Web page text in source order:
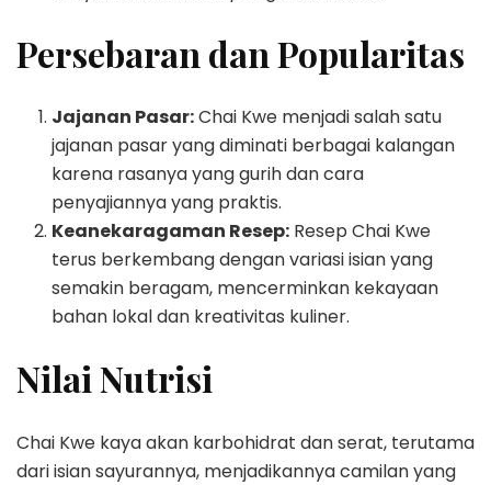
Persebaran dan Popularitas
Jajanan Pasar:Chai Kwe menjadi salah satu
jajanan pasar yang diminati berbagai kalangan
karena rasanya yang gurih dan cara
penyajiannya yang praktis.
Keanekaragaman Resep: Resep Chai Kwe
terus berkembang dengan variasi isian yang
semakin beragam, mencerminkan kekayaan
bahan lokal dan kreativitas kuliner.
Nilai Nutrisi
Chai Kwe kaya akan karbohidrat dan serat, terutama
dari isian sayurannya, menjadikannya camilan yang